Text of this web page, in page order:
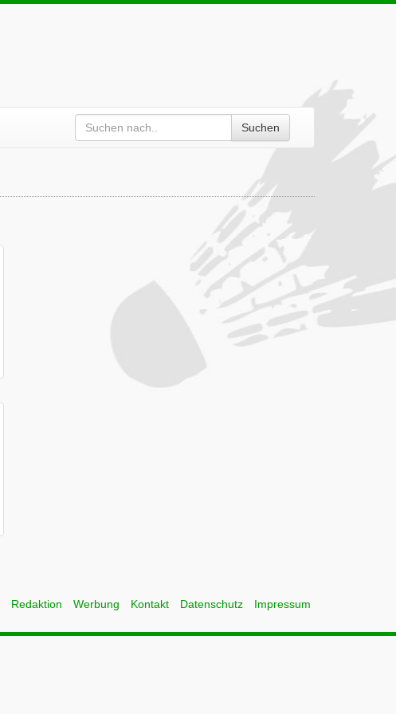
Suchen
Redaktion Werbung Kontakt Datenschutz Impressum